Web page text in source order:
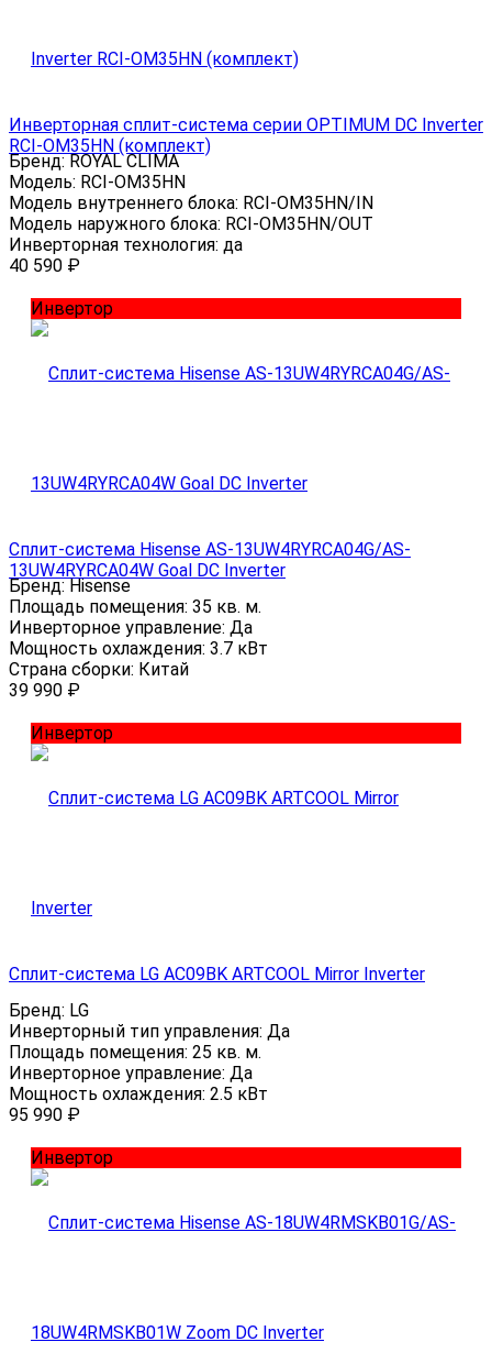
Инверторная сплит-система серии OPTIMUM DC Inverter
RCI-OM35HN (комплект)
Бренд: ROYAL CLIMA
Модель: RCI-OM35HN
Модель внутреннего блока: RCI-OM35HN/IN
Модель наружного блока: RCI-OM35HN/OUT
Инверторная технология: да
40 590 ₽
Инвертор
Сплит-система Hisense AS-13UW4RYRCA04G/AS-
13UW4RYRCA04W Goal DC Inverter
Бренд: Hisense
Площадь помещения: 35 кв. м.
Инверторное управление: Да
Мощность охлаждения: 3.7 кВт
Страна сборки: Китай
39 990 ₽
Инвертор
Сплит-система LG AC09BK ARTCOOL Mirror Inverter
Бренд: LG
Инверторный тип управления: Да
Площадь помещения: 25 кв. м.
Инверторное управление: Да
Мощность охлаждения: 2.5 кВт
95 990 ₽
Инвертор